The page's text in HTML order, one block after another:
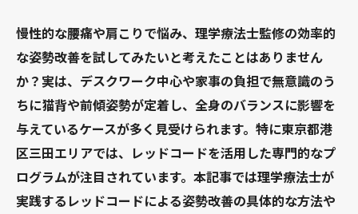
慢性的な腰痛や肩こりで悩み、理学療法士監修の効率的
な姿勢改善を試してみたいと考えたことはありません
か？実は、デスクワーク中心や家事の負担で無意識のう
ちに猫背や前傾姿勢が定着し、全身のバランスに影響を
与えているケースが多く見受けられます。特に東京都港
区三田エリアでは、レッドコードを活用した専門的なプ
ログラムが注目されています。本記事では理学療法士が
実践するレッドコードによる姿勢改善の具体的な方法や